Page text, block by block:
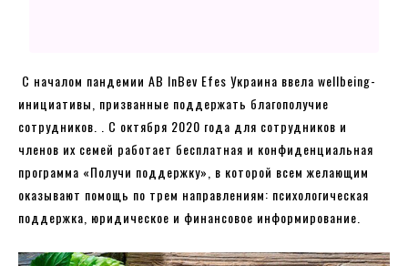
С началом пандемии AB InBev Efes Украина ввела wellbeing-
инициативы, призванные поддержать благополучие
сотрудников. . С октября 2020 года для сотрудников и
членов их семей работает бесплатная и конфиденциальная
программа «Получи поддержку», в которой всем желающим
оказывают помощь по трем направлениям: психологическая
поддержка, юридическое и финансовое информирование.